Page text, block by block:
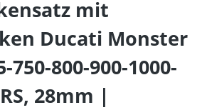
mit
Ducati Monster
750-800-900-1000-
28mm |